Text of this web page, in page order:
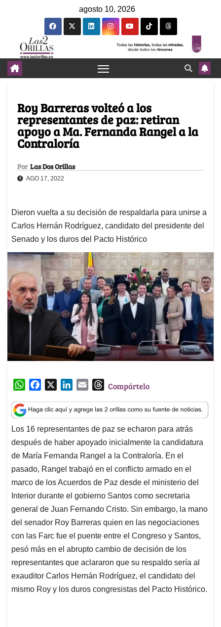
agosto 10, 2026
Roy Barreras volteó a los
representantes de paz: retiran
apoyo a Ma. Fernanda Rangel a la
Contraloría
Por Las Dos Orillas
AGO 17, 2022
Dieron vuelta a su decisión de respaldarla para unirse a
Carlos Hernán Rodríguez, candidato del presidente del
Senado y los duros del Pacto Histórico
W
a
t
s
A
p
p
c
e
b
o
o
k
n
k
e
d
I
n
a
i
l
T
r
e
a
d
s
Compártelo
Los 16 representantes de paz se echaron para atrás
después de haber apoyado inicialmente la candidatura
de María Fernanda Rangel a la Contraloría. En el
pasado, Rangel trabajó en el conflicto armado en el
marco de los Acuerdos de Paz desde el ministerio del
Interior durante el gobierno Santos como secretaria
general de Juan Fernando Cristo. Sin embargo, la mano
del senador Roy Barreras quien en las negociaciones
con las Farc fue el puente entre el Congreso y Santos,
pesó más en el abrupto cambio de decisión de los
representantes que aclararon que su respaldo sería al
exauditor Carlos Hernán Rodríguez, el candidato del
mismo Roy y los duros congresistas del Pacto Histórico.